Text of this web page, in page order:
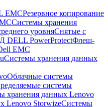
EMCРезервное копирование
Системы хранения
уровняСнятые с
DELL PowerProtectФлеш-
EMC
Системы хранения данных
Облачные системы
системы
хранения данных Lenovo
Lenovo StorwizeСистемы